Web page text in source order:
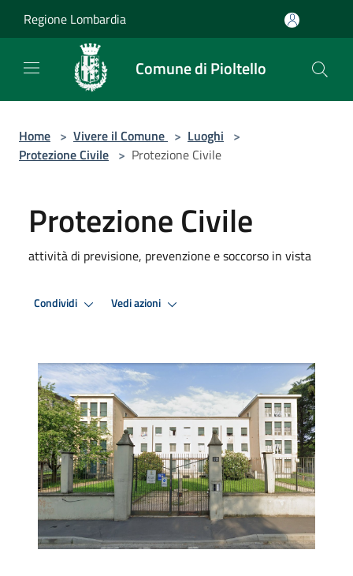
Regione Lombardia
Comune di Pioltello
Home > Vivere il Comune > Luoghi >
Protezione Civile > Protezione Civile
Protezione Civile
attività di previsione, prevenzione e soccorso in vista
Condividi Vedi azioni